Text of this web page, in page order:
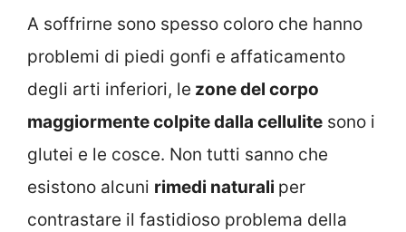
A soffrirne sono spesso coloro che hanno
problemi di piedi gonfi e affaticamento
degli arti inferiori, le zone del corpo
maggiormente colpite dalla cellulite sono i
glutei e le cosce. Non tutti sanno che
esistono alcuni rimedi naturali per
contrastare il fastidioso problema della